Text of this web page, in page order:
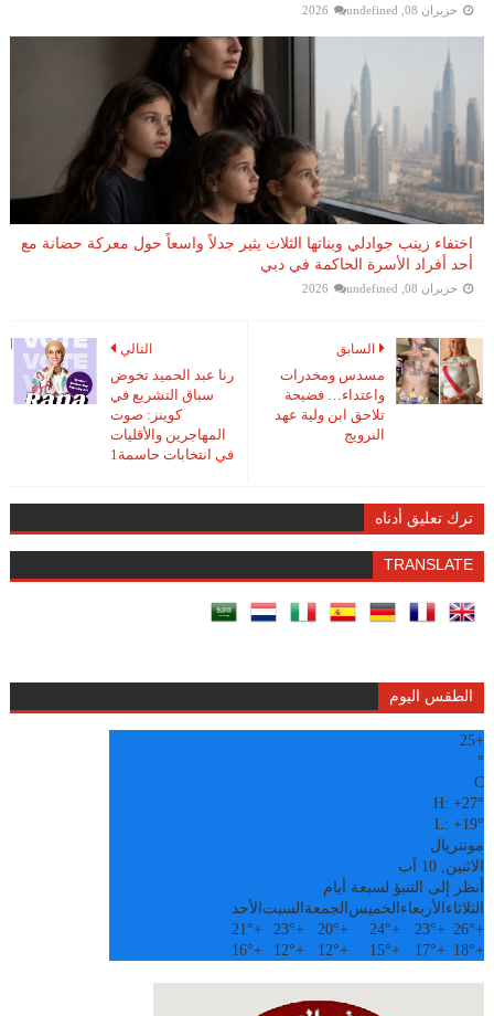
حزيران 08, 2026 undefined
اختفاء زينب جوادلي وبناتها الثلاث يثير جدلاً واسعاً حول معركة حضانة مع
أحد أفراد الأسرة الحاكمة في دبي
حزيران 08, 2026 undefined
التالي
رنا عبد الحميد تخوض
سباق التشريع في
كوينز: صوت
المهاجرين والأقليات
في انتخابات حاسمة1
السابق
مسدس ومخدرات
واعتداء… فضيحة
تلاحق ابن ولية عهد
النرويج
ترك تعليق أدناه
TRANSLATE
الطقس اليوم
+
25
°
C
H:+27°
L:+19°
مونتريال
الاثنين, 10 آب
أنظر إلى التنبؤ لسبعة أيام
الثلاثاء الأربعاء الخميس الجمعة السبت الأحد
+
26°
+
23°
+
24°
+
20°
+
23°
+
21°
+
18°
+
17°
+
15°
+
12°
+
12°
+
16°